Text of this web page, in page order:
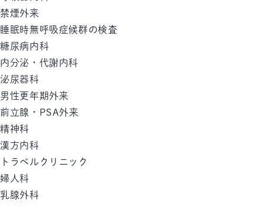
禁煙外来
睡眠時無呼吸症候群の検査
糖尿病内科
内分泌・代謝内科
泌尿器科
男性更年期外来
前立腺・PSA外来
精神科
漢方内科
トラベルクリニック
婦人科
乳腺外科